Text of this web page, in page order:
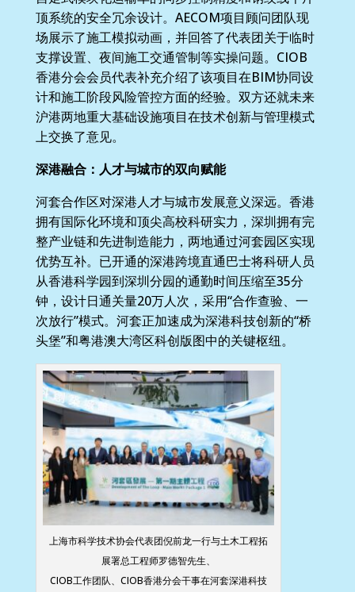
顶系统的安全冗余设计。AECOM项目顾问团队现
场展示了施工模拟动画，并回答了代表团关于临时
支撑设置、夜间施工交通管制等实操问题。CIOB
香港分会会员代表补充介绍了该项目在BIM协同设
计和施工阶段风险管控方面的经验。双方还就未来
沪港两地重大基础设施项目在技术创新与管理模式
上交换了意见。
深港融合：人才与城市的双向赋能
河套合作区对深港人才与城市发展意义深远。香港
拥有国际化环境和顶尖高校科研实力，深圳拥有完
整产业链和先进制造能力，两地通过河套园区实现
优势互补。已开通的深港跨境直通巴士将科研人员
从香港科学园到深圳分园的通勤时间压缩至35分
钟，设计日通关量20万人次，采用“合作查验、一
次放行”模式。河套正加速成为深港科技创新的“桥
头堡”和粤港澳大湾区科创版图中的关键枢纽。
上海市科学技术协会代表团倪前龙一行与土木工程拓
展署总工程师罗德智先生、
CIOB工作团队、CIOB香港分会干事在河套深港科技